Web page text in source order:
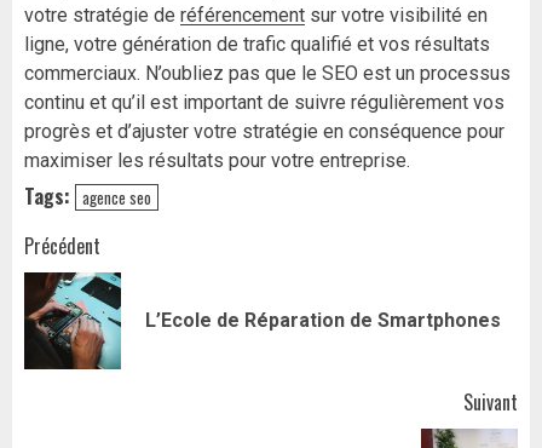
votre stratégie de référencement sur votre visibilité en
ligne, votre génération de trafic qualifié et vos résultats
commerciaux. N’oubliez pas que le SEO est un processus
continu et qu’il est important de suivre régulièrement vos
progrès et d’ajuster votre stratégie en conséquence pour
maximiser les résultats pour votre entreprise.
Tags: agence seo
Navigation
d’article
Précédent
L’Ecole de Réparation de Smartphones
Suivant